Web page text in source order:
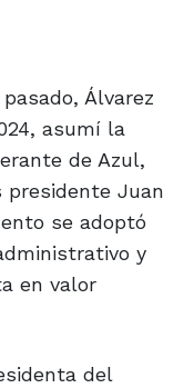
Álvarez
asumí la
de Azul,
Juan
se adoptó
y
en valor
del